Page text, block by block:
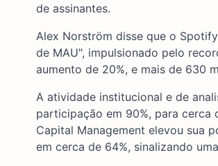
de assinantes.
Alex Norström disse que o
de MAU", impulsionado pelo
aumento de 20%, e mais de 630
A atividade institucional e de
participação em 90%, para cerca
Capital Management elevou sua
em cerca de 64%, sinalizando